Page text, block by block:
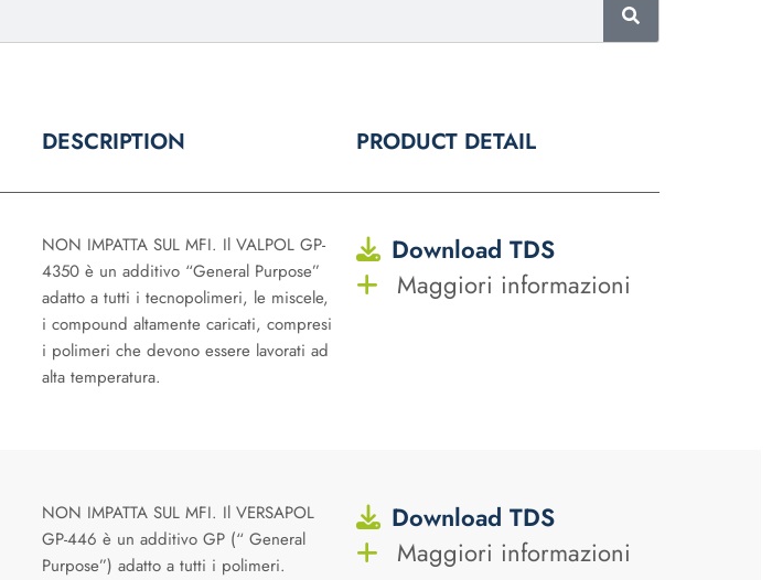
DESCRIPTION PRODUCT DETAIL
NON IMPATTA SUL MFI. Il VALPOL GP-
4350 è un additivo “General Purpose”
adatto a tutti i tecnopolimeri, le miscele,
i compound altamente caricati, compresi
i polimeri che devono essere lavorati ad
alta temperatura.
Download TDS
Maggiori informazioni
NON IMPATTA SUL MFI. Il VERSAPOL
GP-446 è un additivo GP (“ General
Purpose”) adatto a tutti i polimeri.
Download TDS
Maggiori informazioni